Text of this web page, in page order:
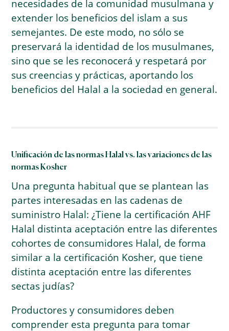
necesidades de la comunidad musulmana y
extender los beneficios del islam a sus
semejantes. De este modo, no sólo se
preservará la identidad de los musulmanes,
sino que se les reconocerá y respetará por
sus creencias y prácticas, aportando los
beneficios del Halal a la sociedad en general.
Unificación de las normas Halal vs. las variaciones de las
normas Kosher
Una pregunta habitual que se plantean las
partes interesadas en las cadenas de
suministro Halal: ¿Tiene la certificación AHF
Halal distinta aceptación entre las diferentes
cohortes de consumidores Halal, de forma
similar a la certificación Kosher, que tiene
distinta aceptación entre las diferentes
sectas judías?
Productores y consumidores deben
comprender esta pregunta para tomar